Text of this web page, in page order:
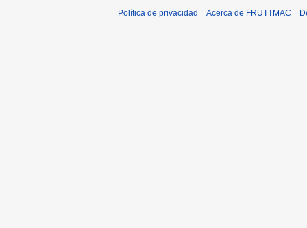
Política de privacidad Acerca de FRUTTMAC